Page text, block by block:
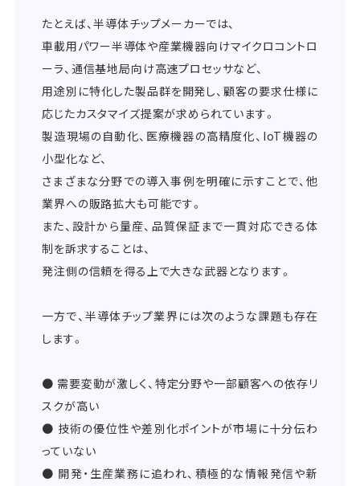
たとえば、半導体チップメーカーでは、
車載用パワー半導体や産業機器向けマイクロコントロ
ーラ、通信基地局向け高速プロセッサなど、
用途別に特化した製品群を開発し、顧客の要求仕様に
応じたカスタマイズ提案が求められています。
製造現場の自動化、医療機器の高精度化、IoT機器の
小型化など、
さまざまな分野での導入事例を明確に示すことで、他
業界への販路拡大も可能です。
また、設計から量産、品質保証まで一貫対応できる体
制を訴求することは、
発注側の信頼を得る上で大きな武器となります。
一方で、半導体チップ業界には次のような課題も存在
します。
● 需要変動が激しく、特定分野や一部顧客への依存リ
スクが高い
● 技術の優位性や差別化ポイントが市場に十分伝わ
っていない
● 開発・生産業務に追われ、積極的な情報発信や新